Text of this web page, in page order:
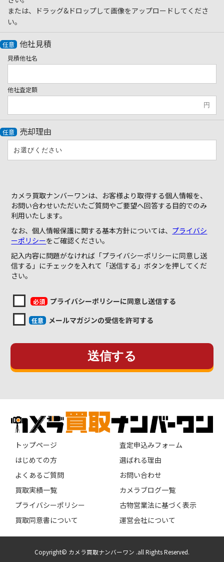
または、ドラッグ&ドロップして画像をアップロードしてくださ
い。
任意 他社見積
見積他社名
他社査定額
任意 売却理由
カメラ買取ナンバーワンは、お客様より取得する個人情報を、
お問い合わせいただいたご質問やご要望へ回答する目的でのみ
利用いたします。
なお、個人情報保護に関する基本方針については、 プライバシ
ーポリシーをご確認ください。
記入内容に問題がなければ「プライバシーポリシーに同意し送
信する」にチェックを入れて 「送信する」ボタンを押してくだ
さい。
必須 プライバシーポリシーに同意し送信する
任意 メールマガジンの受信を許可する
トップページ
査定申込みフォーム
はじめての方
選ばれる理由
よくあるご質問
お問い合わせ
買取実績一覧
カメラブログ一覧
プライバシーポリシー
古物営業法に基づく表示
買取同意書について
運営会社について
Copyright© カメラ買取ナンバーワン .all Rights Reserved.